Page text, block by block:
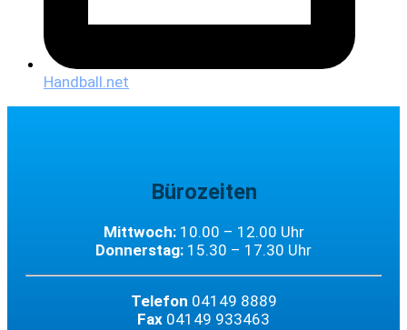
Handball.net
Bürozeiten
Mittwoch:10.00 – 12.00 Uhr
Donnerstag: 15.30 – 17.30 Uhr
Telefon 04149 8889
Fax 04149 933463